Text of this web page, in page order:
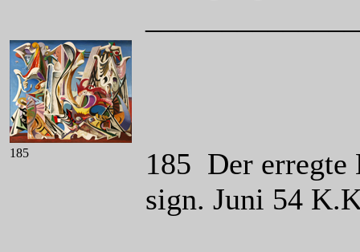
185
185 Der erregte
sign. Juni 54